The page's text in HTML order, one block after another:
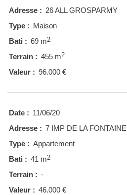
Adresse : 26 ALL GROSPARMY
Type : Maison
Bati : 69 m2
Terrain : 455 m2
Valeur : 96.000 €
Date : 11/06/20
Adresse : 7 IMP DE LA FONTAINE
Type : Appartement
Bati : 41 m2
Terrain : -
Valeur : 46.000 €